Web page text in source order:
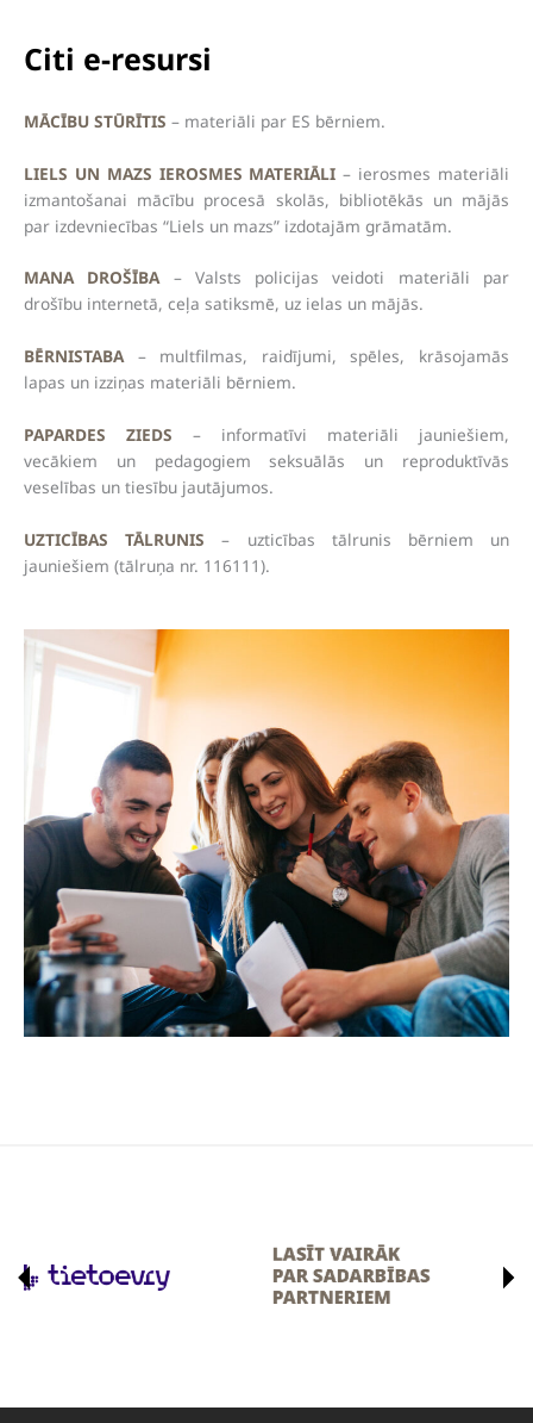
Citi e-resursi
MĀCĪBU STŪRĪTIS – materiāli par ES bērniem.
LIELS UN MAZS IEROSMES MATERIĀLI – ierosmes materiāli
izmantošanai mācību procesā skolās, bibliotēkās un mājās
par izdevniecības “Liels un mazs” izdotajām grāmatām.
MANA DROŠĪBA– Valsts policijas veidoti materiāli par
drošību internetā, ceļa satiksmē, uz ielas un mājās.
BĒRNISTABA– multfilmas, raidījumi, spēles, krāsojamās
lapas un izziņas materiāli bērniem.
PAPARDES ZIEDS – informatīvi materiāli jauniešiem,
vecākiem un pedagogiem seksuālās un reproduktīvās
veselības un tiesību jautājumos.
UZTICĪBAS TĀLRUNIS – uzticības tālrunis bērniem un
jauniešiem (tālruņa nr. 116111).